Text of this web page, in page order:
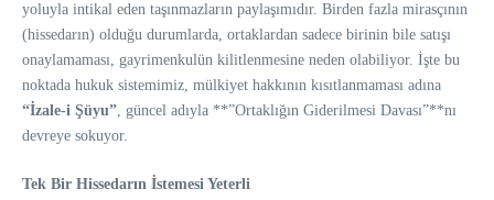
yoluyla intikal eden taşınmazların paylaşımıdır. Birden fazla mirasçının
(hissedarın) olduğu durumlarda, ortaklardan sadece birinin bile satışı
onaylamaması, gayrimenkulün kilitlenmesine neden olabiliyor. İşte bu
noktada hukuk sistemimiz, mülkiyet hakkının kısıtlanmaması adına
“İzale-i Şüyu”, güncel adıyla **”Ortaklığın Giderilmesi Davası”**nı
devreye sokuyor.
Tek Bir Hissedarın İstemesi Yeterli